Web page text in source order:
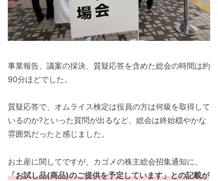
事業報告、議案の採決、質疑応答を含めた総会の時間は約
90分ほどでした。
質疑応答で、オムライス検定は役員の方は何級を取得して
いるのか?といった質問が出るなど、総会は終始穏やかな
雰囲気だったと感じました。
お土産に関してですが、カゴメの株主総会招集通知に、
「お試し品(商品)のご提供を予定しています」との記載が